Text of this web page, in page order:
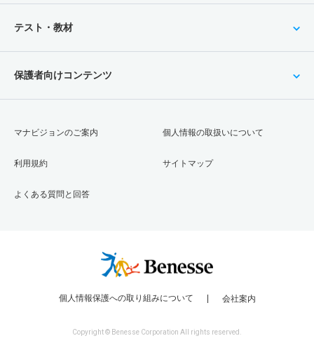
テスト・教材
保護者向けコンテンツ
マナビジョンのご案内
利用規約
よくある質問と回答
個人情報の取扱いについて
サイトマップ
個人情報保護への取り組みについて 会社案内
Copyright © Benesse Corporation All rights reserved.